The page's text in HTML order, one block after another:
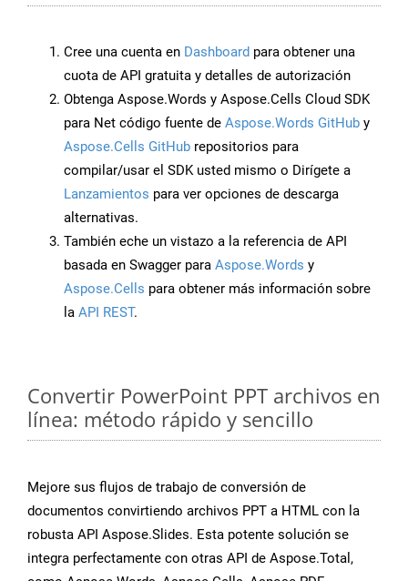
Cree una cuenta en Dashboard para obtener una
cuota de API gratuita y detalles de autorización
Obtenga Aspose.Words y Aspose.Cells Cloud SDK
para Net código fuente de Aspose.Words GitHub y
Aspose.Cells GitHub repositorios para
compilar/usar el SDK usted mismo o Dirígete a
Lanzamientos para ver opciones de descarga
alternativas.
También eche un vistazo a la referencia de API
basada en Swagger para Aspose.Words y
Aspose.Cells para obtener más información sobre
la API REST.
Convertir PowerPoint PPT archivos en
línea: método rápido y sencillo
Mejore sus flujos de trabajo de conversión de
documentos convirtiendo archivos PPT a HTML con la
robusta API Aspose.Slides. Esta potente solución se
integra perfectamente con otras API de Aspose.Total,